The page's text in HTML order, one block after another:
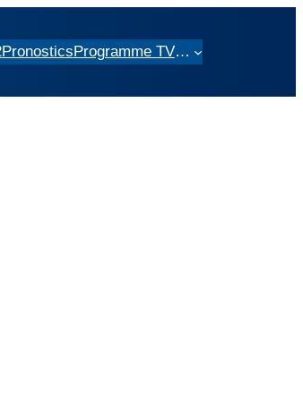
PronosticsProgramme TV…